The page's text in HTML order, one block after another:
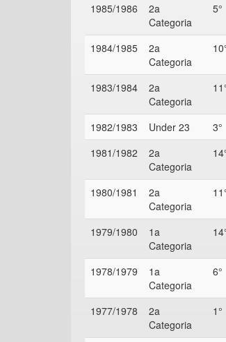
1985/1986
2a
Categoria
5°
1984/1985
2a
Categoria
1983/1984
2a
Categoria
1982/1983 Under 23 3°
1981/1982
2a
Categoria
1980/1981
2a
Categoria
1979/1980
1a
Categoria
1978/1979
1a
Categoria
6°
1977/1978
2a
Categoria
1°